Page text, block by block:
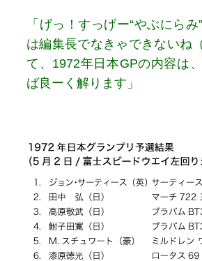
「げっ！すっげー“やぶにら
は編集長でなきゃできないね
て、1972年日本GPの内容は
ば良ーく解ります」